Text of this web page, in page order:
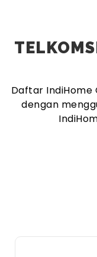
Daftar
dengan